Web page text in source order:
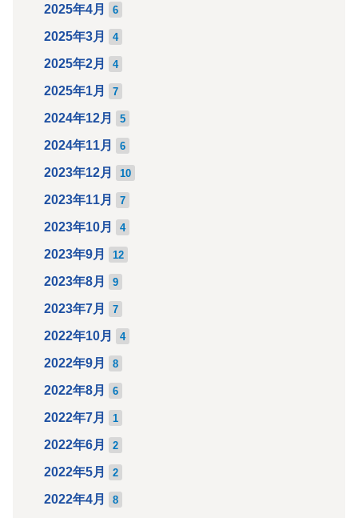
2025年4月 6
2025年3月 4
2025年2月 4
2025年1月 7
2024年12月 5
2024年11月 6
2023年12月 10
2023年11月 7
2023年10月 4
2023年9月 12
2023年8月 9
2023年7月 7
2022年10月 4
2022年9月 8
2022年8月 6
2022年7月 1
2022年6月 2
2022年5月 2
2022年4月 8